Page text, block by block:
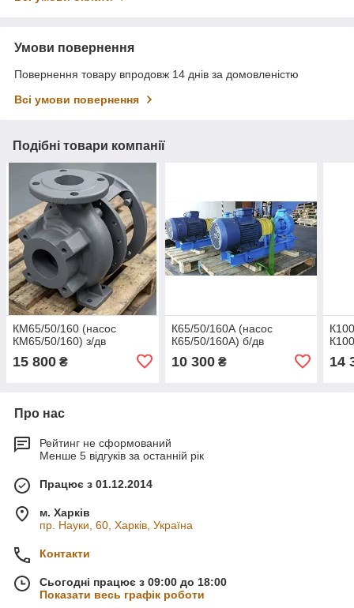
Умови повернення
Повернення товару впродовж 14 днів за домовленістю
Всі умови повернення
Подібні товари компанії
КМ65/50/160 (насос
КМ65/50/160) з/дв
15 800 ₴
К65/50/160А (насос
К65/50/160А) б/дв
10 300₴ 14
Про нас
Рейтинг не сформований
Менше 5 відгуків за останній рік
Працює з 01.12.2014
м. Харків
пр. Науки, 60, Харків, Україна
Контакти
Сьогодні працює з 09:00 до 18:00
Показати весь графік роботи